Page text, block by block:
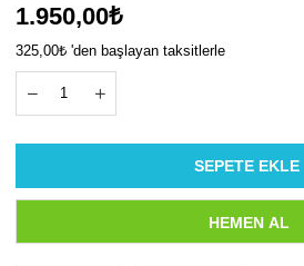
1.950,00₺
325,00₺ 'den başlayan taksitlerle